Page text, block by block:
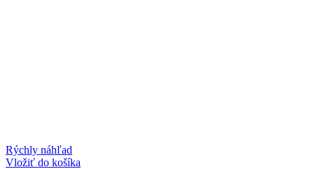
Rýchly náhľad
Vložiť do košíka